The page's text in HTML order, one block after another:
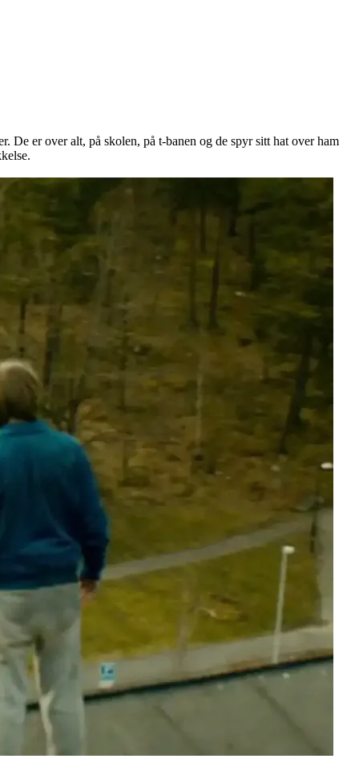
De er over alt, på skolen, på t-banen og de spyr sitt hat over ham